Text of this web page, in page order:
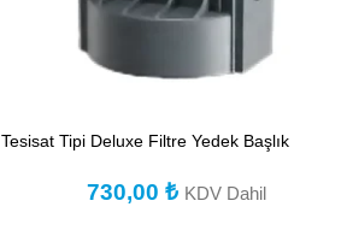
Tesisat Tipi Deluxe Filtre Yedek Başlık
730,00 ₺ KDV Dahil